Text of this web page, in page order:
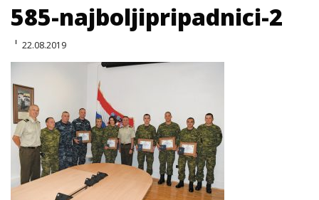
585-najboljipripadnici-2
22.08.2019